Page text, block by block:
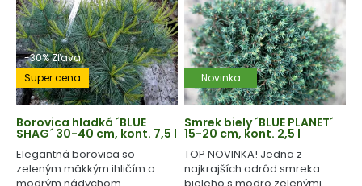
-30% Zľava
Super cena
Borovica hladká ´BLUE
SHAG´ 30-40 cm, kont. 7,5 l
Elegantná borovica so
zeleným mäkkým ihličím a
Novinka
Smrek biely ´BLUE PLANET´
15-20 cm, kont. 2,5 l
TOP NOVINKA! Jedna z
najkrajších odrôd smreka